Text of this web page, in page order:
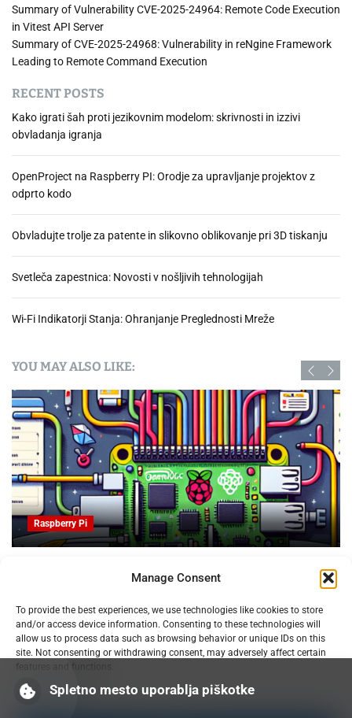
Manage Consent
To provide the best experiences, we use technologies like cookies to store
and/or access device information. Consenting to these technologies will
allow us to process data such as browsing behavior or unique IDs on this
site. Not consenting or withdrawing consent, may adversely affect certain
features and functions.
Manage services
Summary of Vulnerability CVE-2025-24964: Remote Code Execution
in Vitest API Server
Summary of CVE-2025-24968: Vulnerability in reNgine Framework
Leading to Remote Command Execution
RECENT POSTS
Kako igrati šah proti jezikovnim modelom: skrivnosti in izzivi
obvladanja igranja
OpenProject na Raspberry PI: Orodje za upravljanje projektov z
odprto kodo
Obvladujte trolje za patente in slikovno oblikovanje pri 3D tiskanju
Svetleča zapestnica: Novosti v nošljivih tehnologijah
Wi-Fi Indikatorji Stanja: Ohranjanje Preglednosti Mreže
YOU MAY ALSO LIKE:
Raspberry Pi
Obvladujte trolje za patente in
3D tiskanju
07.02.2025
Spletno mesto uporablja piškotke